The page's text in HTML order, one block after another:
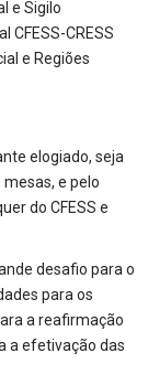
e Sigilo
CFESS-CRESS
e Regiões
elogiado, seja
e pelo
do CFESS e
desafio para o
para os
a reafirmação
a efetivação das